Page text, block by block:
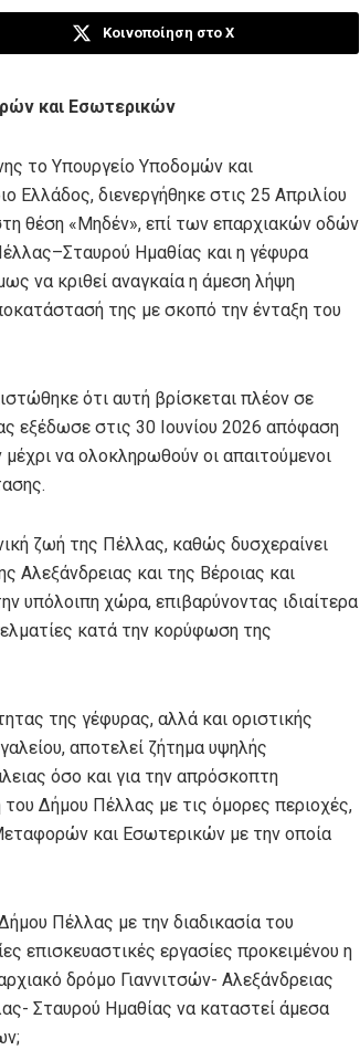
Κοινοποίηση στο X
και Εσωτερικών
το Υπουργείο Υποδομών και
Ελλάδος, διενεργήθηκε στις 25 Απριλίου
θέση «Μηδέν», επί των επαρχιακών οδών
Ημαθίας και η γέφυρα
να κριθεί αναγκαία η άμεση λήψη
της με σκοπό την ένταξη του
ότι αυτή βρίσκεται πλέον σε
εξέδωσε στις 30 Ιουνίου 2026 απόφαση
να ολοκληρωθούν οι απαιτούμενοι
ζωή της Πέλλας, καθώς δυσχεραίνει
και της Βέροιας και
υπόλοιπη χώρα, επιβαρύνοντας ιδιαίτερα
κατά την κορύφωση της
της γέφυρας, αλλά και οριστικής
αποτελεί ζήτημα υψηλής
όσο και για την απρόσκοπτη
του Δήμου Πέλλας με τις όμορες περιοχές,
και Εσωτερικών με την οποία
Πέλλας με την διαδικασία του
επισκευαστικές εργασίες προκειμένου η
δρόμο Γιαννιτσών- Αλεξάνδρειας
Σταυρού Ημαθίας να καταστεί άμεσα